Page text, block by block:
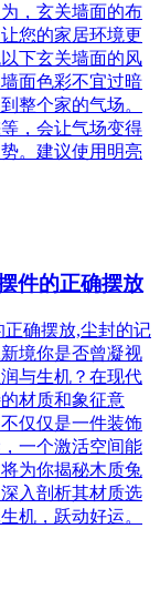
，玄关墙面的布
您的家居环境更
下玄关墙面的风
面色彩不宜过暗
整个家的气场。
，会让气场变得
。建议使用明亮
件的正确摆放
确摆放,尘封的记
境你是否曾凝视
与生机？在现代
材质和象征意
仅仅是一件装饰
一个激活空间能
为你揭秘木质兔
入剖析其材质选
机，跃动好运。